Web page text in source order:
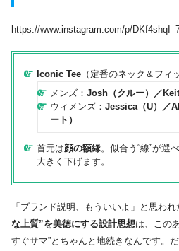
https://www.instagram.com/p/
Iconic Tee （定番のネック＆フィ
メンズ： Josh（クルー）／
ウィメンズ： Jessica（U）／
ート）
首元は顔の額縁。似合う“線”が選
大きく下げます。
「ブランド説明、もういいよ」と思われ
な上質”を美徳にする設計思想は、この
すぐサマ”とちゃんと地続きなんです。